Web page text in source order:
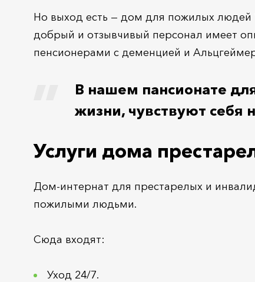
Но выход есть — дом для пожилых людей
добрый и отзывчивый персонал имеет
пенсионерами с деменцией и
В нашем пансионате
жизни, чувствуют
Услуги дома
Дом-интернат для престарелых и
пожилыми людьми.
Сюда входят:
Уход 24/7.